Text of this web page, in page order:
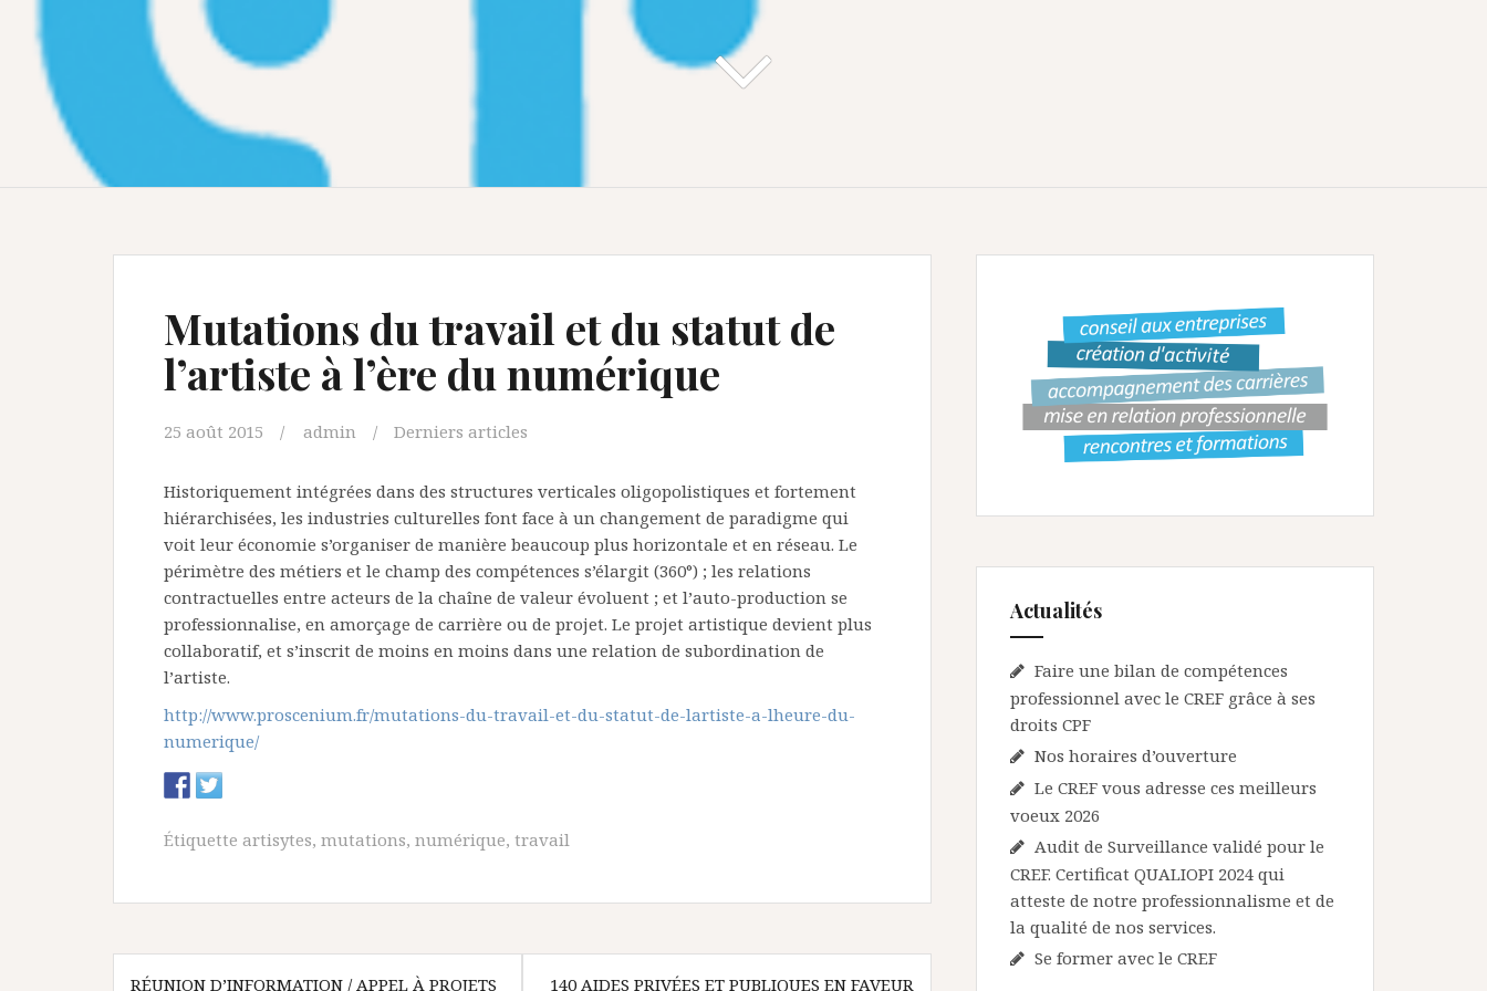
Mutations du travail et du statut de
l’artiste à l’ère du numérique
25 août 2015 admin Derniers articles
Historiquement intégrées dans des structures verticales oligopolistiques et fortement
hiérarchisées, les industries culturelles font face à un changement de paradigme qui
voit leur économie s’organiser de manière beaucoup plus horizontale et en réseau. Le
périmètre des métiers et le champ des compétences s’élargit (360°) ; les relations
contractuelles entre acteurs de la chaîne de valeur évoluent ; et l’auto-production se
professionnalise, en amorçage de carrière ou de projet. Le projet artistique devient plus
collaboratif, et s’inscrit de moins en moins dans une relation de subordination de
l’artiste.
http://www.proscenium.fr/mutations-du-travail-et-du-statut-de-lartiste-a-lheure-du-
numerique/
Étiquette artisytes, mutations, numérique, travail
RÉUNION D’INFORMATION / APPEL À PROJETS 140 AIDES PRIVÉES ET PUBLIQUES EN FAVEUR
Actualités
Faire une bilan de compétences
professionnel avec le CREF grâce à ses
droits CPF
Nos horaires d’ouverture
Le CREF vous adresse ces meilleurs
voeux 2026
Audit de Surveillance validé pour le
CREF. Certificat QUALIOPI 2024 qui
atteste de notre professionnalisme et de
la qualité de nos services.
Se former avec le CREF